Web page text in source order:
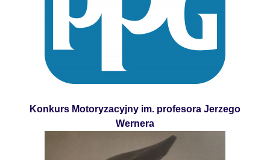
Konkurs Motoryzacyjny im. profesora Jerzego
Wernera